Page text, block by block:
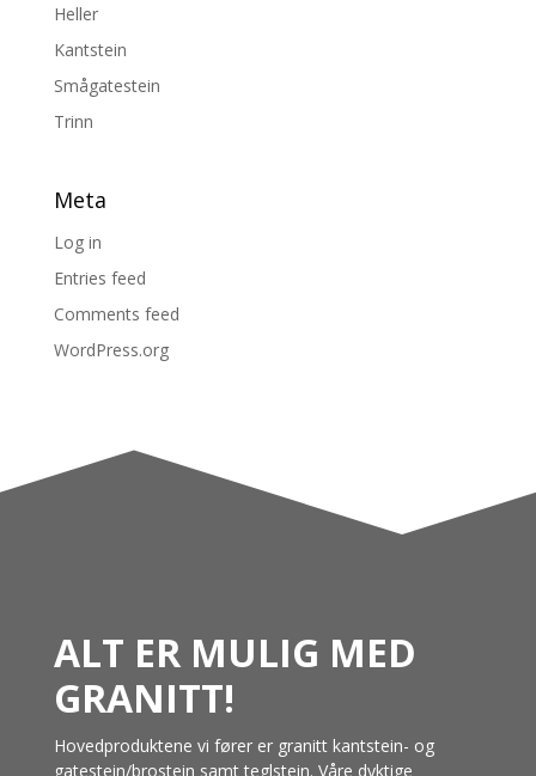
Heller
Kantstein
Smågatestein
Trinn
Meta
Log in
Entries feed
Comments feed
WordPress.org
ALT ER MULIG MED
GRANITT!
Hovedproduktene vi fører er granitt kantstein- og
gatestein/brostein samt teglstein. Våre dyktige